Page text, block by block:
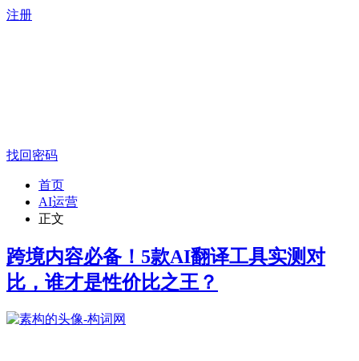
注册
找回密码
首页
AI运营
正文
跨境内容必备！5款AI翻译工具实测对
比，谁才是性价比之王？